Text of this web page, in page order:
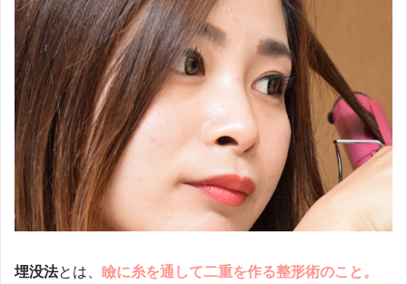
埋没法とは、 瞼に糸を通して二重を作る整形術のこと。